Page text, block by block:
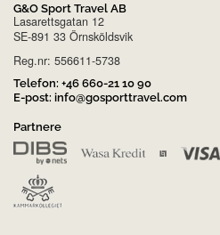
G&O Sport Travel AB
Lasarettsgatan 12
SE-891 33 Örnsköldsvik
Reg.nr: 556611-5738
Telefon: +46 660-21 10 90
E-post: info@gosporttravel.com
Partnere